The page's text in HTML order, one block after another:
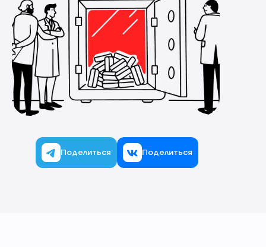
Поделиться Поделиться